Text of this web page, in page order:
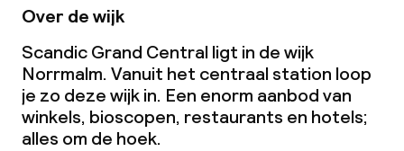
Over de wijk
Scandic Grand Central ligt in de wijk
Norrmalm. Vanuit het centraal station loop
je zo deze wijk in. Een enorm aanbod van
winkels, bioscopen, restaurants en hotels;
alles om de hoek.